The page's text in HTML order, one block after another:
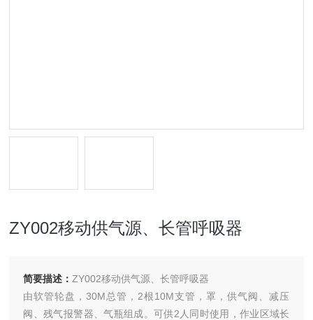
ZY002移动供气源、长管呼吸器
简要描述： ZY002移动供气源、长管呼吸器
由软管轮盘，30M总管，2根10M支管，罩，供气阀、减压
阀、残气报警器、气瓶组成。可供2人同时使用，作业区域长